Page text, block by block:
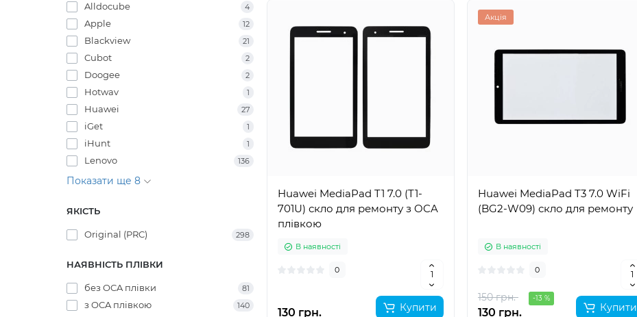
Alldocube 4
Apple 12
Blackview 21
Cubot 2
Doogee 2
Hotwav 1
Huawei 27
iGet 1
iHunt 1
Lenovo 136
Показати ще 8
ЯКІСТЬ
Original (PRC) 298
НАЯВНІСТЬ ПЛІВКИ
без OCA плівки 81
з OCA плівкою 140
Huawei MediaPad T1 7.0 (T1-
701U) скло для ремонту з OCA
плівкою
В наявності
0
130 грн. Купити
Акція
Huawei MediaPad T3 7.0 WiFi
(BG2-W09) скло для ремонту
В наявності
0
150 грн. -13 %
130 грн. Купити